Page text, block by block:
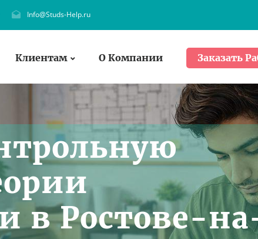
Info@Studs-Help.ru
Клиентам О Компании Заказать
в Ростове-